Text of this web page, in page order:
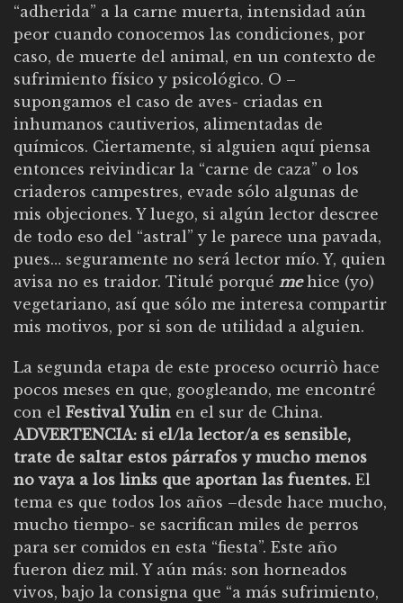
“adherida” a la carne muerta, intensidad aún
peor cuando conocemos las condiciones, por
caso, de muerte del animal, en un contexto de
sufrimiento físico y psicológico. O –
supongamos el caso de aves- criadas en
inhumanos cautiverios, alimentadas de
químicos. Ciertamente, si alguien aquí piensa
entonces reivindicar la “carne de caza” o los
criaderos campestres, evade sólo algunas de
mis objeciones. Y luego, si algún lector descree
de todo eso del “astral” y le parece una pavada,
pues… seguramente no será lector mío. Y, quien
avisa no es traidor. Titulé porqué mehice (yo)
vegetariano, así que sólo me interesa compartir
mis motivos, por si son de utilidad a alguien.
La segunda etapa de este proceso ocurriò hace
pocos meses en que, googleando, me encontré
con el Festival Yulin en el sur de China.
ADVERTENCIA: si el/la lector/a es sensible,
trate de saltar estos párrafos y mucho menos
no vaya a los links que aportan las fuentes. El
tema es que todos los años –desde hace mucho,
mucho tiempo- se sacrifican miles de perros
para ser comidos en esta “fiesta”. Este año
fueron diez mil. Y aún más: son horneados
vivos, bajo la consigna que “a más sufrimiento,